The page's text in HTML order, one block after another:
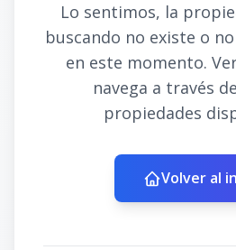
Lo sentimos, la
buscando no existe o
en este momento.
navega a través
propiedades
Volver al